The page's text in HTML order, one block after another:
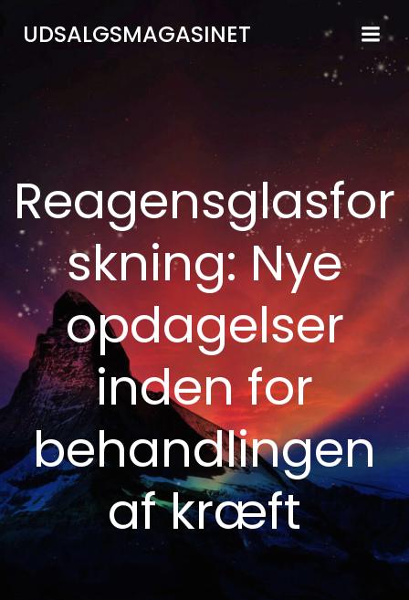
til
UDSALGSMAGASINET
Reagensglasfor
skning: Nye
opdagelser
inden for
behandlingen
af kræft